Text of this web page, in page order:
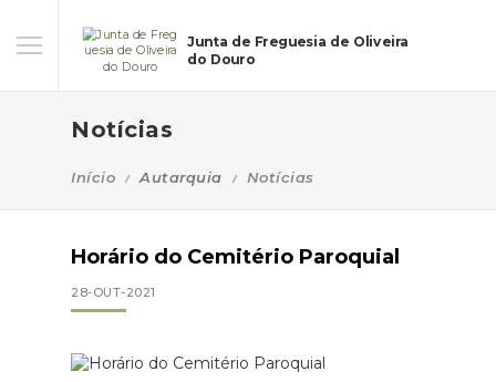
Junta de Freguesia de Oliveira
do Douro
Notícias
Início Autarquia Notícias
Horário do Cemitério Paroquial
28-OUT-2021